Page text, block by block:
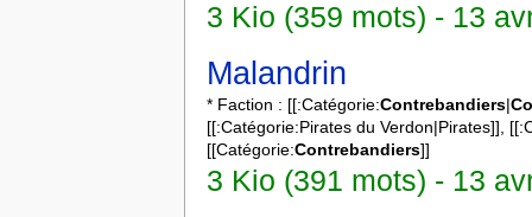
3 Kio (359 mots) - 13
Malandrin
* Faction : [[:Catégorie:Contrebandiers|
[[:Catégorie:Pirates du Verdon|Pirates]],
[[Catégorie:Contrebandiers]]
3 Kio (391 mots) - 13